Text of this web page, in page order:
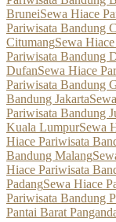
BruneiSewa Hiace
Pariwisata Bandung
CitumangSewa
Pariwisata Bandung
DufanSewa Hiace
Pariwisata Bandung
Bandung Jakarta
Pariwisata Bandung
Kuala LumpurSewa
Hiace Pariwisata
Bandung Malang
Hiace Pariwisata
PadangSewa Hiace
Pariwisata Bandung
Pantai Barat